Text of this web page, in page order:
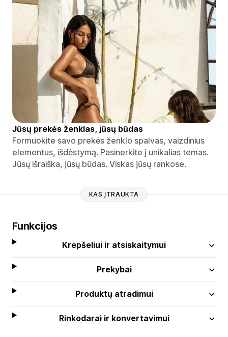
Jūsų prekės ženklas, jūsų būdas
Formuokite savo prekės ženklo spalvas, vaizdinius
elementus, išdėstymą. Pasinerkite į unikalias temas.
Jūsų išraiška, jūsų būdas. Viskas jūsų rankose.
KAS ĮTRAUKTA
Funkcijos
Krepšeliui ir atsiskaitymui
Prekybai
Produktų atradimui
Rinkodarai ir konvertavimui